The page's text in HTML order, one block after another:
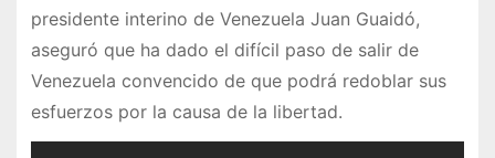
presidente interino de Venezuela Juan Guaidó,
aseguró que ha dado el difícil paso de salir de
Venezuela convencido de que podrá redoblar sus
esfuerzos por la causa de la libertad.